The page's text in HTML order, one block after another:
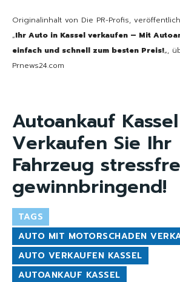
Originalinhalt von Die PR-Profis,
„Ihr Auto in Kassel verkaufen – Mit
einfach und schnell zum besten Preis!„,
Prnews24.com
Autoankauf
Verkaufen Sie Ihr
Fahrzeug
gewinnbringend!
TAGS
AUTO MIT MOTORSCHADEN
AUTO VERKAUFEN KASSEL
AUTOANKAUF KASSEL